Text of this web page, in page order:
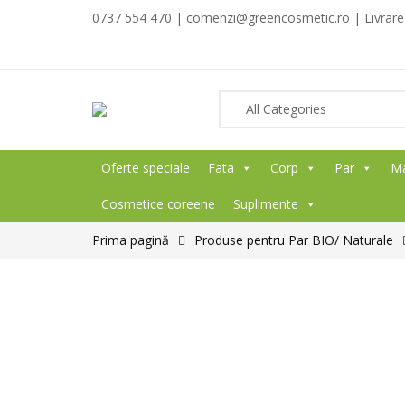
0737 554 470 | comenzi@greencosmetic.ro |
Oferte speciale Fata Corp Par
Cosmetice coreene Suplimente
Prima pagină Produse pentru Par BIO/ Naturale